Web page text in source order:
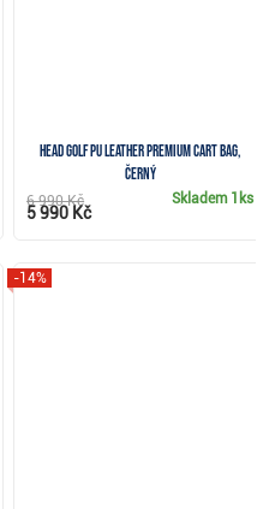
Head Golf PU Leather Premium cart bag,
černý
Skladem 1ks
6 990 Kč
5 990 Kč
-14%